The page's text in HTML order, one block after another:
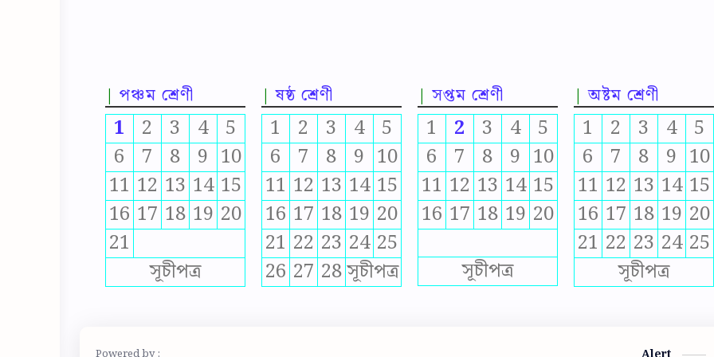
পঞ্চম শ্রেণী
1 2 3 4
5
6
7 8 9 10
11 12 13 14 15
16 17 18 19 20
21
সূচীপত্র
ষষ্ঠ শ্রেণী
1 2 3 4
5
6
7 8 9 10
11 12 13 14 15
16 17 18 19 20
21 22 23 24 25
26 27 28সূচীপত্র
সপ্তম শ্রেণী
1 2 3 4
5
6
7 8 9 10
11 12 13 14 15
16 17 18 19 20
সূচীপত্র
অষ্টম শ্রেণী
1 2 3 4
5
6
7 8 9 10
11 12 13 14 15
16 17 18 19 20
21 22 23 24 25
সূচীপত্র